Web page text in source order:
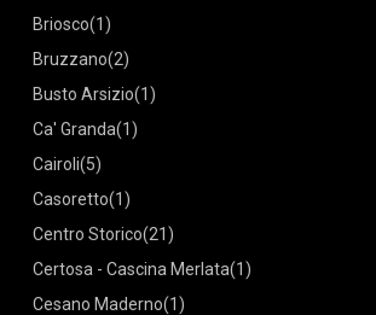
Briosco(1)
Bruzzano(2)
Busto Arsizio(1)
Ca' Granda(1)
Cairoli(5)
Casoretto(1)
Centro Storico(21)
Certosa - Cascina Merlata(1)
Cesano Maderno(1)